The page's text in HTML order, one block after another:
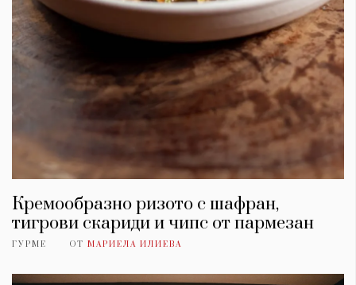
Кремообразно ризото с шафран,
тигрови скариди и чипс от пармезан
ГУРМЕ ОТ МАРИЕЛА ИЛИЕВА